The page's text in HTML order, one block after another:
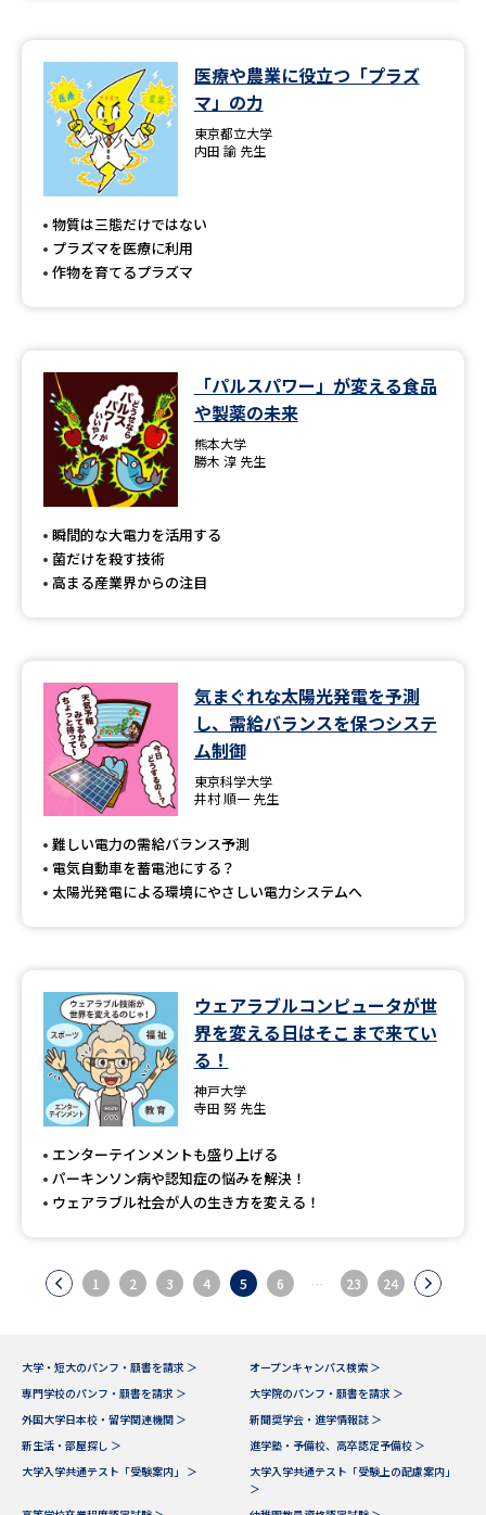
医療や農業に役立つ「プラズ
マ」の力
東京都立大学
内田 諭 先生
物質は三態だけではない
プラズマを医療に利用
作物を育てるプラズマ
「パルスパワー」が変える食品
や製薬の未来
熊本大学
勝木 淳 先生
瞬間的な大電力を活用する
菌だけを殺す技術
高まる産業界からの注目
気まぐれな太陽光発電を予測
し、需給バランスを保つシステ
ム制御
東京科学大学
井村 順一 先生
難しい電力の需給バランス予測
電気自動車を蓄電池にする？
太陽光発電による環境にやさしい電力システムへ
ウェアラブルコンピュータが世
界を変える日はそこまで来てい
る！
神戸大学
寺田 努 先生
エンターテインメントも盛り上げる
パーキンソン病や認知症の悩みを解決！
ウェアラブル社会が人の生き方を変える！
1 2 3 4 5 6 … 23 24
大学・短大のパンフ・願書を請求 ＞
オープンキャンパス検索 ＞
専門学校のパンフ・願書を請求 ＞
大学院のパンフ・願書を請求 ＞
外国大学日本校・留学関連機関 ＞
新聞奨学会・進学情報誌 ＞
新生活・部屋探し ＞
進学塾・予備校、高卒認定予備校 ＞
大学入学共通テスト「受験案内」 ＞
大学入学共通テスト「受験上の配慮案内」
＞